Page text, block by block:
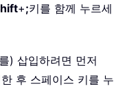
+;키를 함께 누르세
) 삽입하려면 먼저
후 스페이스 키를 누